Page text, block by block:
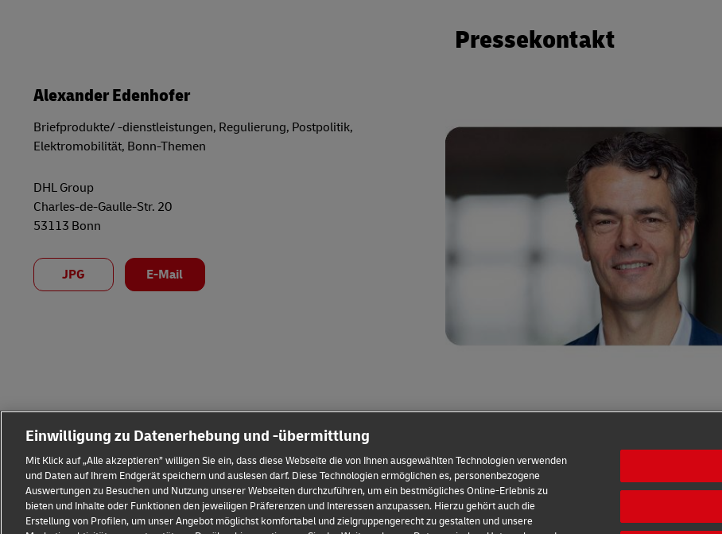
Pressekontakt
Alexander Edenhofer
Briefprodukte/ -dienstleistungen, Regulierung, Postpolitik,
Elektromobilität, Bonn-Themen
DHL Group
Charles-de-Gaulle-Str. 20
53113 Bonn
JPG E-Mail
Einwilligung zu Datenerhebung und -übermittlung
Mit Klick auf „Alle akzeptieren” willigen Sie ein, dass diese Webseite die von Ihnen ausgewählten Technologien verwenden
und Daten auf Ihrem Endgerät speichern und auslesen darf. Diese Technologien ermöglichen es, personenbezogene
Auswertungen zu Besuchen und Nutzung unserer Webseiten durchzuführen, um ein bestmögliches Online-Erlebnis zu
bieten und Inhalte oder Funktionen den jeweiligen Präferenzen und Interessen anzupassen. Hierzu gehört auch die
Erstellung von Profilen, um unser Angebot möglichst komfortabel und zielgruppengerecht zu gestalten und unsere